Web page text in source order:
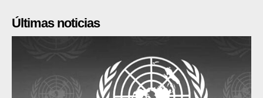
Últimas noticias